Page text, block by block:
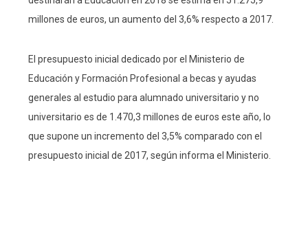
millones de euros, un aumento del 3,6% respecto a 2017.
El presupuesto inicial dedicado por el Ministerio de
Educación y Formación Profesional a becas y ayudas
generales al estudio para alumnado universitario y no
universitario es de 1.470,3 millones de euros este año, lo
que supone un incremento del 3,5% comparado con el
presupuesto inicial de 2017, según informa el Ministerio.